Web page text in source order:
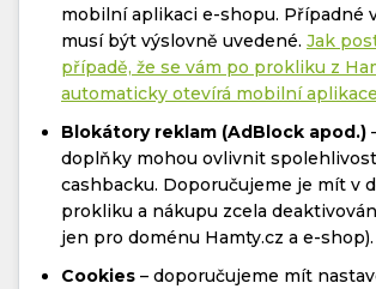
mobilní aplikaci e-shopu. Případné
musí být výslovně uvedené. Jak
případě, že se vám po prokliku z
automaticky otevírá mobilní
Blokátory reklam (AdBlock apod.)
doplňky mohou ovlivnit
cashbacku. Doporučujeme je mít v
prokliku a nákupu zcela
jen pro doménu Hamty.cz a e-shop).
Cookies – doporučujeme mít